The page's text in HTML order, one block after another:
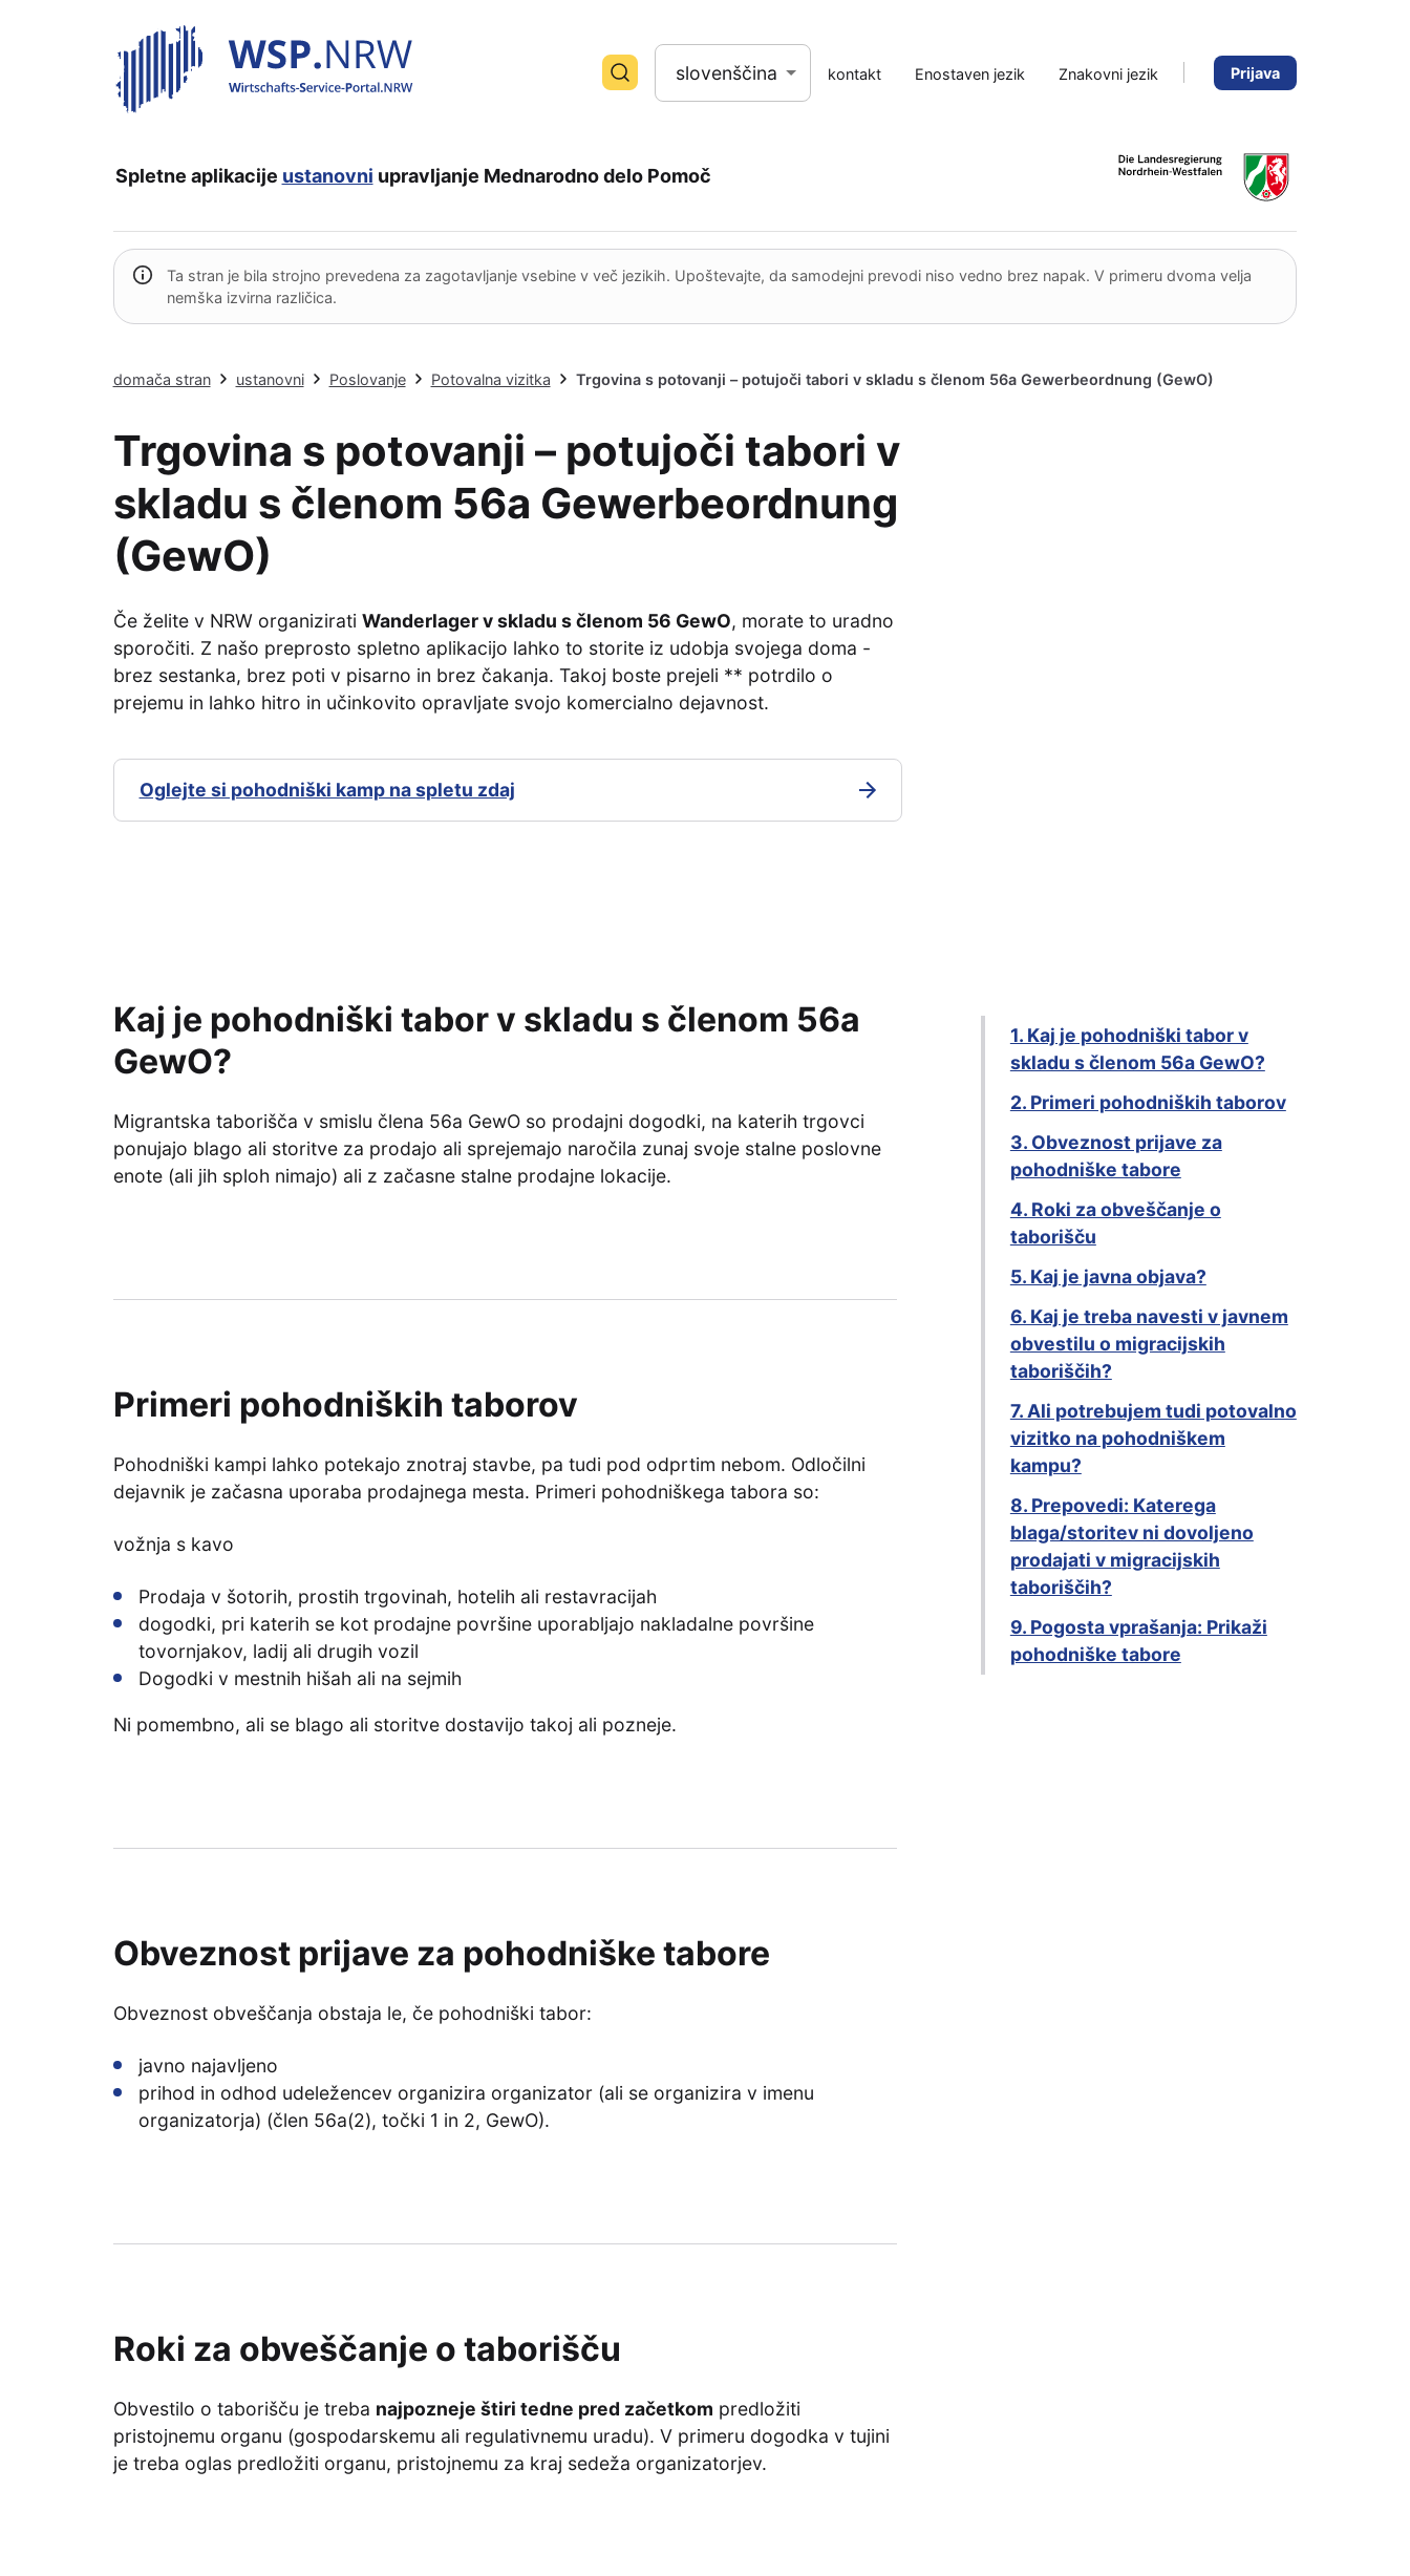
slovenščina kontakt Enostaven jezik Znakovni jezik Prijava
Spletne aplikacije ustanovni upravljanje Mednarodno delo Pomoč
Ta stran je bila strojno prevedena za zagotavljanje vsebine v več jezikih. Upoštevajte, da samodejni prevodi niso vedno brez napak. V primeru dvoma velja
nemška izvirna različica.
domača stran ustanovni Poslovanje Potovalna vizitka Trgovina s potovanji – potujoči tabori v skladu s členom 56a Gewerbeordnung (GewO)
Trgovina s potovanji – potujoči tabori v
skladu s členom 56a Gewerbeordnung
(GewO)
Če želite v NRW organizirati Wanderlager v skladu s členom 56 GewO, morate to uradno
sporočiti. Z našo preprosto spletno aplikacijo lahko to storite iz udobja svojega doma -
brez sestanka, brez poti v pisarno in brez čakanja. Takoj boste prejeli ** potrdilo o
prejemu in lahko hitro in učinkovito opravljate svojo komercialno dejavnost.
Oglejte si pohodniški kamp na spletu zdaj
Kaj je pohodniški tabor v skladu s členom 56a
GewO?
Migrantska taborišča v smislu člena 56a GewO so prodajni dogodki, na katerih trgovci
ponujajo blago ali storitve za prodajo ali sprejemajo naročila zunaj svoje stalne poslovne
enote (ali jih sploh nimajo) ali z začasne stalne prodajne lokacije.
Primeri pohodniških taborov
Pohodniški kampi lahko potekajo znotraj stavbe, pa tudi pod odprtim nebom. Odločilni
dejavnik je začasna uporaba prodajnega mesta. Primeri pohodniškega tabora so:
vožnja s kavo
Prodaja v šotorih, prostih trgovinah, hotelih ali restavracijah
dogodki, pri katerih se kot prodajne površine uporabljajo nakladalne površine
tovornjakov, ladij ali drugih vozil
Dogodki v mestnih hišah ali na sejmih
Ni pomembno, ali se blago ali storitve dostavijo takoj ali pozneje.
Obveznost prijave za pohodniške tabore
Obveznost obveščanja obstaja le, če pohodniški tabor:
javno najavljeno
prihod in odhod udeležencev organizira organizator (ali se organizira v imenu
organizatorja) (člen 56a(2), točki 1 in 2, GewO).
Roki za obveščanje o taborišču
Obvestilo o taborišču je treba najpozneje štiri tedne pred začetkom predložiti
pristojnemu organu (gospodarskemu ali regulativnemu uradu). V primeru dogodka v tujini
je treba oglas predložiti organu, pristojnemu za kraj sedeža organizatorjev.
1. Kaj je pohodniški tabor v
skladu s členom 56a GewO?
2. Primeri pohodniških taborov
3. Obveznost prijave za
pohodniške tabore
4. Roki za obveščanje o
taborišču
5. Kaj je javna objava?
6. Kaj je treba navesti v javnem
obvestilu o migracijskih
taboriščih?
7. Ali potrebujem tudi potovalno
vizitko na pohodniškem
kampu?
8. Prepovedi: Katerega
blaga/storitev ni dovoljeno
prodajati v migracijskih
taboriščih?
9. Pogosta vprašanja: Prikaži
pohodniške tabore